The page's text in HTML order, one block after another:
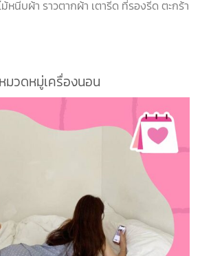
ม้หนีบผ้า ราวตากผ้า เตารีด ที่รองรีด ตะกร้า
มวดหมู่เครื่องนอน